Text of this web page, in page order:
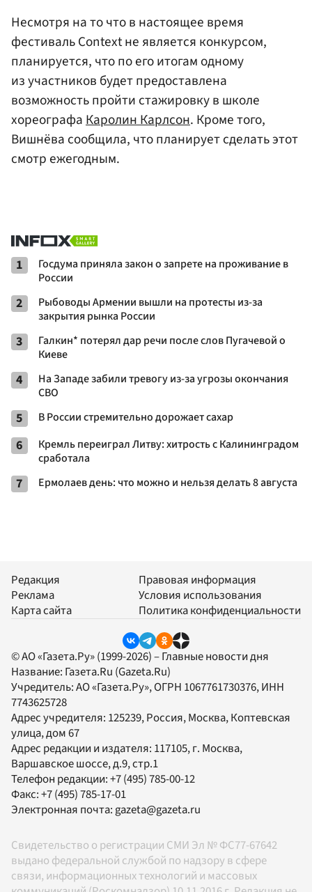
Несмотря на то что в настоящее время
фестиваль Context не является конкурсом,
планируется, что по его итогам одному
из участников будет предоставлена
возможность пройти стажировку в школе
хореографа Каролин Карлсон. Кроме того,
Вишнёва сообщила, что планирует сделать этот
смотр ежегодным.
1
Госдума приняла закон о запрете на проживание в
России
2
Рыбоводы Армении вышли на протесты из-за
закрытия рынка России
3
Галкин* потерял дар речи после слов Пугачевой о
Киеве
4
На Западе забили тревогу из-за угрозы окончания
СВО
5 В России стремительно дорожает сахар
6
Кремль переиграл Литву: хитрость с Калининградом
сработала
7 Ермолаев день: что можно и нельзя делать 8 августа
Редакция
Реклама
Карта сайта
Правовая информация
Условия использования
Политика конфиденциальности
© АО «Газета.Ру» (1999-2026) – Главные новости дня
Название: Газета.Ru (Gazeta.Ru)
Учредитель:АО «Газета.Ру», ОГРН 1067761730376, ИНН
7743625728
Адрес учредителя: 125239, Россия, Москва, Коптевская
улица, дом 67
Адрес редакции и издателя: 117105, г. Москва,
Варшавское шоссе, д.9, стр.1
Телефон редакции:+7 (495) 785-00-12
Факс:+7 (495) 785-17-01
Электронная почта:gazeta@gazeta.ru
Свидетельство о регистрации СМИ Эл № ФС77-67642
выдано федеральной службой по надзору в сфере
связи, информационных технологий и массовых